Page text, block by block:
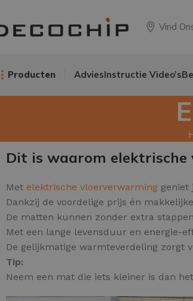
Vind
Producten AdviesInstructie Video’s
Dit is waarom
Met elektrische vloerverwarming geniet
Dankzij de voordelige prijs én
De matten kunnen zonder extra
Met een lange levensduur en energie-
De gelijkmatige warmteverdeling zorgt
Tip:
Neem een mat die iets kleiner is dan